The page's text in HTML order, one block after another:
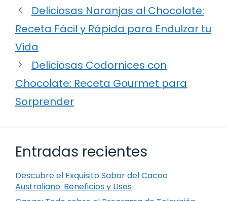
Deliciosas Naranjas al Chocolate:
Receta Fácil y Rápida para Endulzar tu
Vida
Deliciosas Codornices con
Chocolate: Receta Gourmet para
Sorprender
Entradas recientes
Descubre el Exquisito Sabor del Cacao
Australiano: Beneficios y Usos